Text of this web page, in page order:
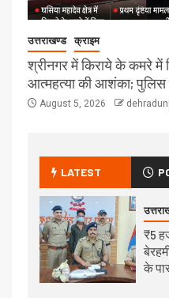
उत्तराखण्ड क्राइम
श्रीनगर में किराये के कमरे में
आत्महत्या की आशंका; पुलिस
August 5, 2026
LATEST
₹5
के